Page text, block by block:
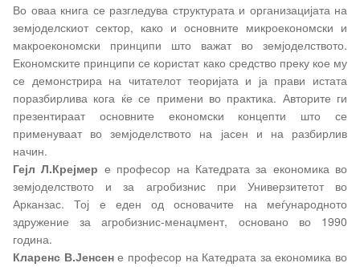
Во оваа книга се разгледува структурата и организацијата на
земјоделскиот сектор, како и основните микроекономски и
макроекономски принципи што важат во земјоделството.
Економските принципи се користат како средство преку кое му
се демонстрира на читателот теоријата и ја прави истата
поразбирлива кога ќе се примени во практика. Авторите ги
презентираат основните економски концепти што се
применуваат во земјоделството на јасен и на разбирлив
начин.
Гејл Л.Крејмер е професор на Катедрата за економика во
земјоделството и за агробизнис при Универзитетот во
Арканзас. Тој е еден од основачите на меѓународното
здружение за агробизнис-менаџмент, основано во 1990
година.
Кларенс В.Јенсене професор на Катедрата за економика во